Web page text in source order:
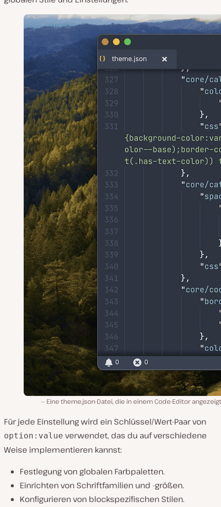
Eine theme.json-Datei, die in einem Code-Editor
Für jede Einstellung wird ein Schlüssel/Wert-Paar von
option:value verwendet, das du auf verschiedene
Weise implementieren kannst:
Festlegung von globalen Farbpaletten.
Einrichten von Schriftfamilien und -größen.
Konfigurieren von blockspezifischen Stilen.